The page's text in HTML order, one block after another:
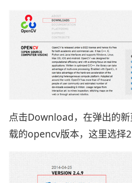
点击Download，在弹出的
载的opencv版本，这里选择